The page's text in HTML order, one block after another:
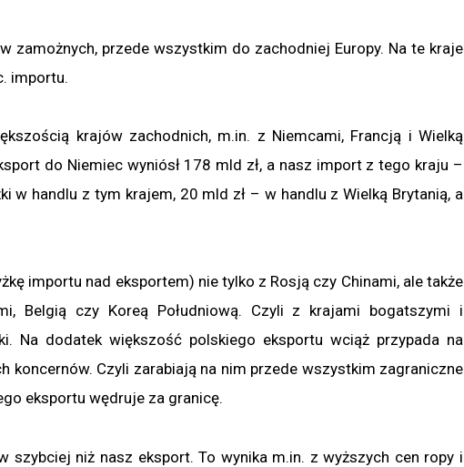
zamożnych, przede wszystkim do zachodniej Europy. Na te kraje
importu.
krajów zachodnich, m.in. z Niemcami, Francją i Wielką
do Niemiec wyniósł 178 mld zł, a nasz import z tego kraju –
w handlu z tym krajem, 20 mld zł – w handlu z Wielką Brytanią, a
importu nad eksportem) nie tylko z Rosją czy Chinami, ale także
Belgią czy Koreą Południową. Czyli z krajami bogatszymi i
Na dodatek większość polskiego eksportu wciąż przypada na
koncernów. Czyli zarabiają na nim przede wszystkim zagraniczne
eksportu wędruje za granicę.
szybciej niż nasz eksport. To wynika m.in. z wyższych cen ropy i